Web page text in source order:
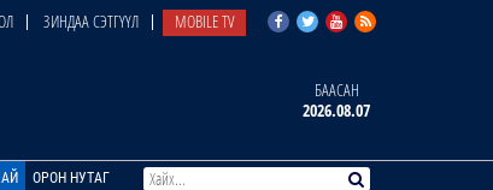
ЗИНДАА СЭТГҮҮЛ MOBILE TV
БААСАН
2026.08.07
ОРОН НУТАГ